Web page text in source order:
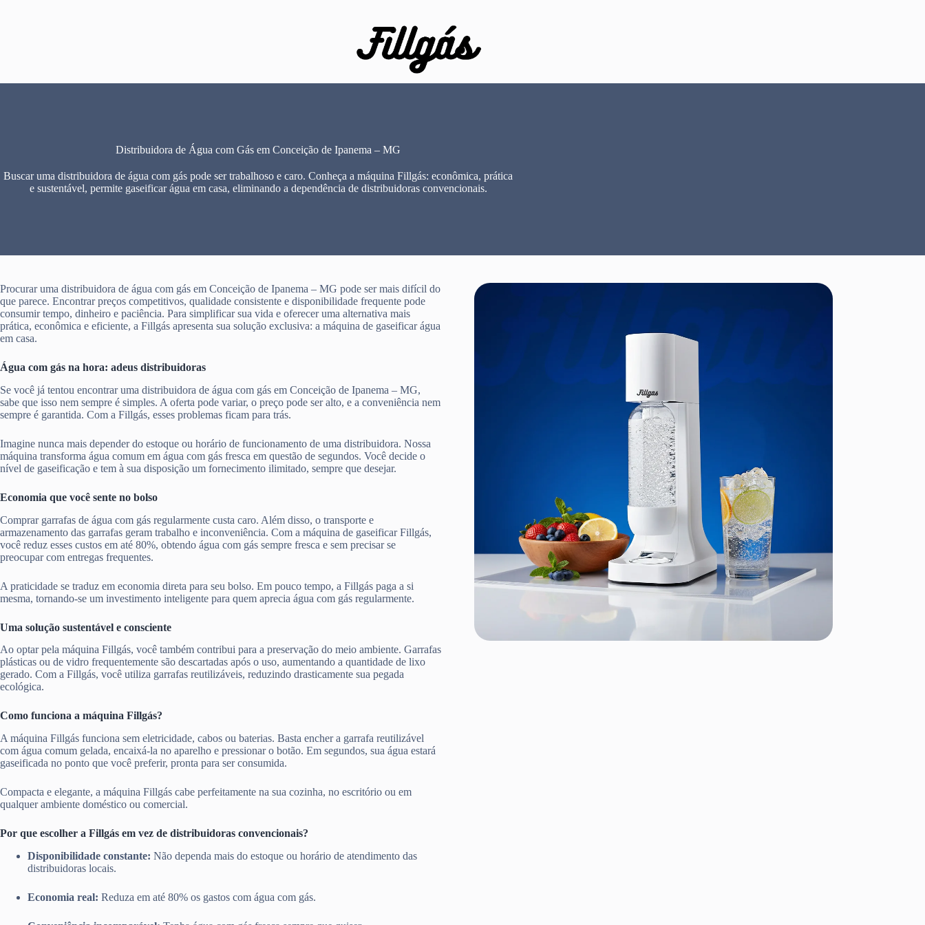
Distribuidora de Água com Gás em Conceição de Ipanema – MG
Buscar uma distribuidora de água com gás pode ser trabalhoso e caro. Conheça a máquina Fillgás: econômica, prática
e sustentável, permite gaseificar água em casa, eliminando a dependência de distribuidoras convencionais.
Procurar uma distribuidora de água com gás em Conceição de Ipanema – MG pode ser mais difícil do
que parece. Encontrar preços competitivos, qualidade consistente e disponibilidade frequente pode
consumir tempo, dinheiro e paciência. Para simplificar sua vida e oferecer uma alternativa mais
prática, econômica e eficiente, a Fillgás apresenta sua solução exclusiva: a máquina de gaseificar água
em casa.
Água com gás na hora: adeus distribuidoras
Se você já tentou encontrar uma distribuidora de água com gás em Conceição de Ipanema – MG,
sabe que isso nem sempre é simples. A oferta pode variar, o preço pode ser alto, e a conveniência nem
sempre é garantida. Com a Fillgás, esses problemas ficam para trás.
Imagine nunca mais depender do estoque ou horário de funcionamento de uma distribuidora. Nossa
máquina transforma água comum em água com gás fresca em questão de segundos. Você decide o
nível de gaseificação e tem à sua disposição um fornecimento ilimitado, sempre que desejar.
Economia que você sente no bolso
Comprar garrafas de água com gás regularmente custa caro. Além disso, o transporte e
armazenamento das garrafas geram trabalho e inconveniência. Com a máquina de gaseificar Fillgás,
você reduz esses custos em até 80%, obtendo água com gás sempre fresca e sem precisar se
preocupar com entregas frequentes.
A praticidade se traduz em economia direta para seu bolso. Em pouco tempo, a Fillgás paga a si
mesma, tornando-se um investimento inteligente para quem aprecia água com gás regularmente.
Uma solução sustentável e consciente
Ao optar pela máquina Fillgás, você também contribui para a preservação do meio ambiente. Garrafas
plásticas ou de vidro frequentemente são descartadas após o uso, aumentando a quantidade de lixo
gerado. Com a Fillgás, você utiliza garrafas reutilizáveis, reduzindo drasticamente sua pegada
ecológica.
Como funciona a máquina Fillgás?
A máquina Fillgás funciona sem eletricidade, cabos ou baterias. Basta encher a garrafa reutilizável
com água comum gelada, encaixá-la no aparelho e pressionar o botão. Em segundos, sua água estará
gaseificada no ponto que você preferir, pronta para ser consumida.
Compacta e elegante, a máquina Fillgás cabe perfeitamente na sua cozinha, no escritório ou em
qualquer ambiente doméstico ou comercial.
Por que escolher a Fillgás em vez de distribuidoras convencionais?
Disponibilidade constante: Não dependa mais do estoque ou horário de atendimento das
distribuidoras locais.
Economia real: Reduza em até 80% os gastos com água com gás.